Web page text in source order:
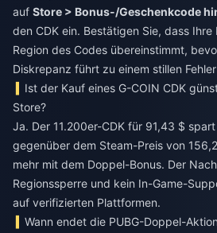
auf Store > Bonus-/Geschenkcode
den CDK ein. Bestätigen Sie, dass
Region des Codes übereinstimmt,
Diskrepanz führt zu einem stillen
Ist der Kauf eines G-COIN CDK
Store?
Ja. Der 11.200er-CDK für 91,43 $
gegenüber dem Steam-Preis von
mehr mit dem Doppel-Bonus. Der
Regionssperre und kein In-Game-
auf verifizierten Plattformen.
Wann endet die PUBG-Doppel-